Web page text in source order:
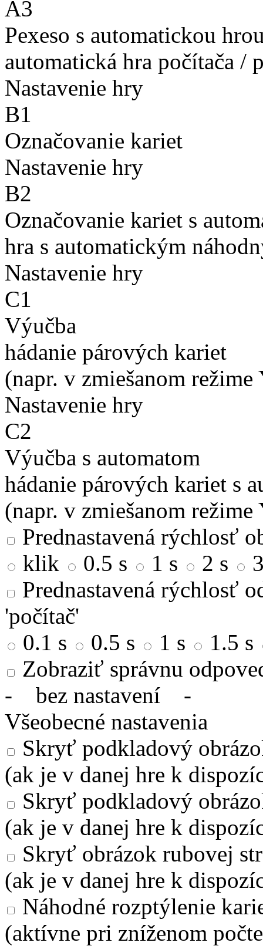
A3
Pexeso s automatickou
automatická hra počítača /
Nastavenie hry
B1
Označovanie kariet
Nastavenie hry
B2
Označovanie kariet s
hra s automatickým
Nastavenie hry
C1
Výučba
hádanie párových kariet
(napr. v zmiešanom režime
Nastavenie hry
C2
Výučba s automatom
hádanie párových kariet s
(napr. v zmiešanom režime
Prednastavená rýchlosť
klik
0.5 s 1 s 2 s
Prednastavená rýchlosť
'počítač'
0.1 s
0.5 s 1 s
1.5 s
Zobraziť správnu
- bez nastavení -
Všeobecné nastavenia
Skryť podkladový
(ak je v danej hre k
Skryť podkladový
(ak je v danej hre k
Skryť obrázok rubovej
(ak je v danej hre k
Náhodné rozptýlenie
(aktívne pri zníženom